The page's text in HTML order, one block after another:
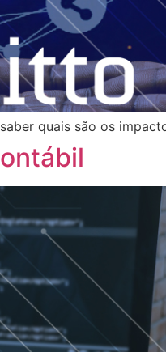
quais são os